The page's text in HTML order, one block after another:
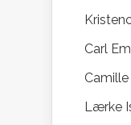
Carl
Lærke